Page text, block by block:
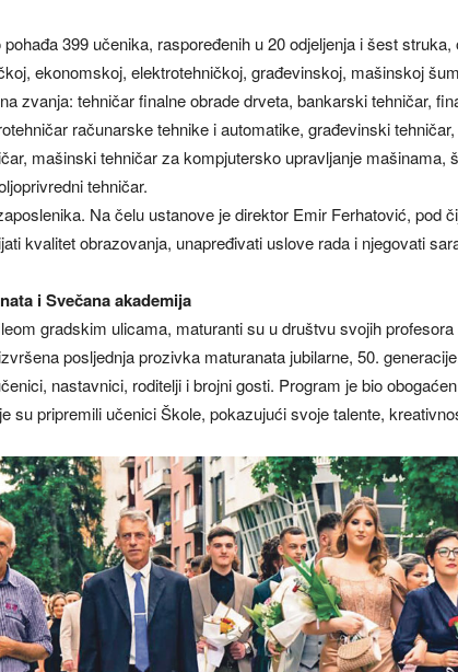
399 učenika, raspoređenih u 20 odjeljenja i šest struka,
ekonomskoj, elektrotehničkoj, građevinskoj, mašinskoj
zvanja: tehničar finalne obrade drveta, bankarski tehničar,
računarske tehnike i automatike, građevinski
mašinski tehničar za kompjutersko upravljanje mašinama,
tehničar.
Na čelu ustanove je direktor Emir Ferhatović, pod
kvalitet obrazovanja, unapređivati uslove rada i njegovati
i Svečana akademija
gradskim ulicama, maturanti su u društvu svojih
posljednja prozivka maturanata jubilarne, 50.
nastavnici, roditelji i brojni gosti. Program je bio
su pripremili učenici Škole, pokazujući svoje talente,